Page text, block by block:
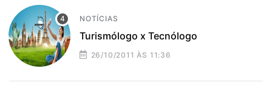
NOTÍCIAS
Turismólogo x Tecnólogo
26/10/2011 ÀS 11:36